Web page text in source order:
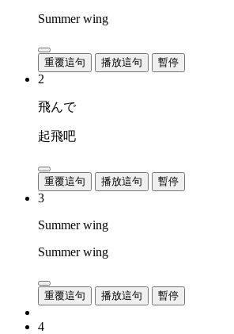
Summer wing
重覆這句 播放這句 暫停
2
飛んで
起飛吧
重覆這句 播放這句 暫停
3
Summer wing
Summer wing
重覆這句 播放這句 暫停
4